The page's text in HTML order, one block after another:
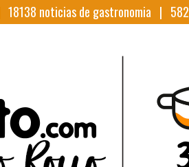
18138 noticias de gastronomia | 582